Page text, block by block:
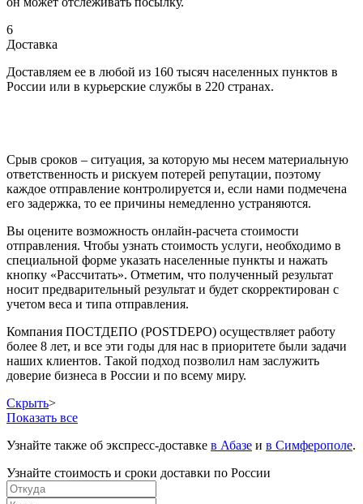
6
Доставка
Доставляем ее в любой из 160 тысяч населенных пунктов в
России или в курьерские службы в 220 странах.
Срыв сроков – ситуация, за которую мы несем материальную
ответственность и рискуем потерей репутации, поэтому
каждое отправление контролируется и, если нами подмечена
его задержка, то ее причины немедленно устраняются.
Вы оцените возможность онлайн-расчета стоимости
отправления. Чтобы узнать стоимость услуги, необходимо в
специальной форме указать населенные пункты и нажать
кнопку «Рассчитать». Отметим, что полученный результат
носит предварительный результат и будет скорректирован с
учетом веса и типа отправления.
Компания ПОСТДЕПО (POSTDEPO) осуществляет работу
более 8 лет, и все эти годы для нас в приоритете были задачи
наших клиентов. Такой подход позволил нам заслужить
доверие бизнеса в России и по всему миру.
Скрыть>
Показать все
Узнайте также об экспресс-доставке в Абазе и в Симферополе.
Узнайте стоимость и сроки доставки по России